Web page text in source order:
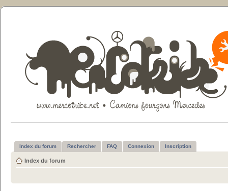
Index du forum Rechercher FAQ Connexion Inscription
Index du forum